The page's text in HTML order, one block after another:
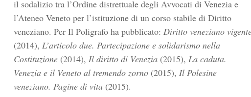
il sodalizio tra l’Ordine distrettuale degli Avvocati di Venezia e
l’Ateneo Veneto per l’istituzione di un corso stabile di Diritto
veneziano. Per Il Poligrafo ha pubblicato: Diritto veneziano
(2014), L’articolo due. Partecipazione e solidarismo nella
Costituzione(2014), Il diritto di Venezia (2015), La caduta.
Venezia e il Veneto al tremendo zorno(2015), Il Polesine
veneziano. Pagine di vita(2015).